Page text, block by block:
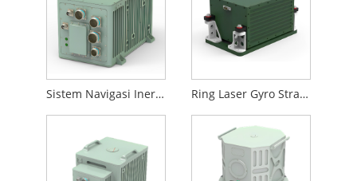
Sistem Navigasi Inersia Tali Giroskop Laser Cincin Ring Laser Gyro Strapdown Inertial Navigation System